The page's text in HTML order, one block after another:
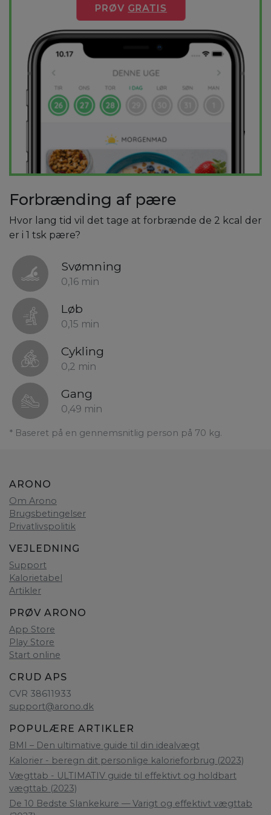
PRØV GRATIS
Forbrænding af pære
Hvor lang tid vil det tage at forbrænde de 2 kcal der
er i 1 tsk pære?
Svømning
0,16 min
Løb
0,15 min
Cykling
0,2 min
Gang
0,49 min
* Baseret på en gennemsnitlig person på 70 kg.
ARONO
Om Arono
Brugsbetingelser
Privatlivspolitik
VEJLEDNING
Support
Kalorietabel
Artikler
PRØV ARONO
App Store
Play Store
Start online
CRUD APS
CVR 38611933
support@arono.dk
POPULÆRE ARTIKLER
BMI – Den ultimative guide til din idealvægt
Kalorier - beregn dit personlige kalorieforbrug (2023)
Vægttab - ULTIMATIV guide til effektivt og holdbart
vægttab (2023)
De 10 Bedste Slankekure — Varigt og effektivt vægttab